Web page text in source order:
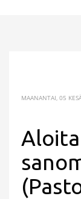
MAANANTAI, 05